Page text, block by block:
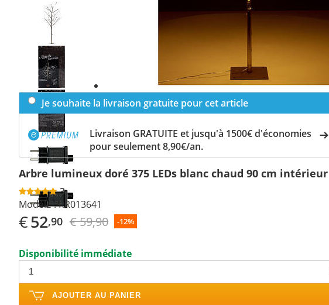
Previous
slide
Next
slide
Je souhaite la livraison gratuite pour cet article
Livraison GRATUITE et jusqu'à 1500€ d'économies
pour seulement 8,90€/an.
Arbre lumineux doré 375 LEDs blanc chaud 90 cm intérieur
3
Modèle :PR013641
€52,90 € 59,90 -12%
Disponibilité immédiate
AJOUTER AU PANIER